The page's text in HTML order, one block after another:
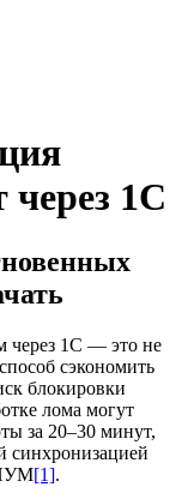
1С
через 1С — это не
сэкономить
блокировки
лома могут
за 20–30 минут,
синхронизацией
[1].